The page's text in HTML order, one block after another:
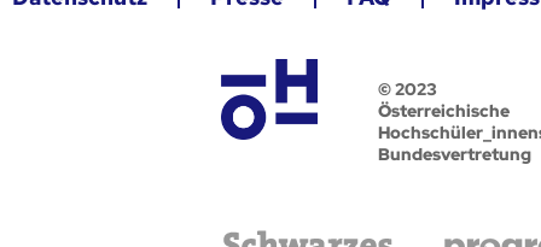
© 2023
Österreichische
Bundesvertretung